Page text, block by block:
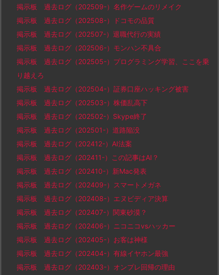
掲示板 過去ログ（202509-）名作ゲームのリメイク
掲示板 過去ログ（202508-）ドコモの品質
掲示板 過去ログ（202507-）退職代行の実績
掲示板 過去ログ（202506-）モンハン不具合
掲示板 過去ログ（202505-）プログラミング学習、ここを乗
り越えろ
掲示板 過去ログ（202504-）証券口座ハッキング被害
掲示板 過去ログ（202503-）株価乱高下
掲示板 過去ログ（202502-）Skype終了
掲示板 過去ログ（202501-）道路陥没
掲示板 過去ログ（202412-）AI法案
掲示板 過去ログ（202411-）この記事はAI？
掲示板 過去ログ（202410-）新Mac発表
掲示板 過去ログ（202409-）スマートメガネ
掲示板 過去ログ（202408-）エヌビディア決算
掲示板 過去ログ（202407-）関東砂漠？
掲示板 過去ログ（202406-）ニコニコvsハッカー
掲示板 過去ログ（202405-）お客は神様
掲示板 過去ログ（202404-）有線イヤホン最強
掲示板 過去ログ（202403-）オンプレ回帰の理由